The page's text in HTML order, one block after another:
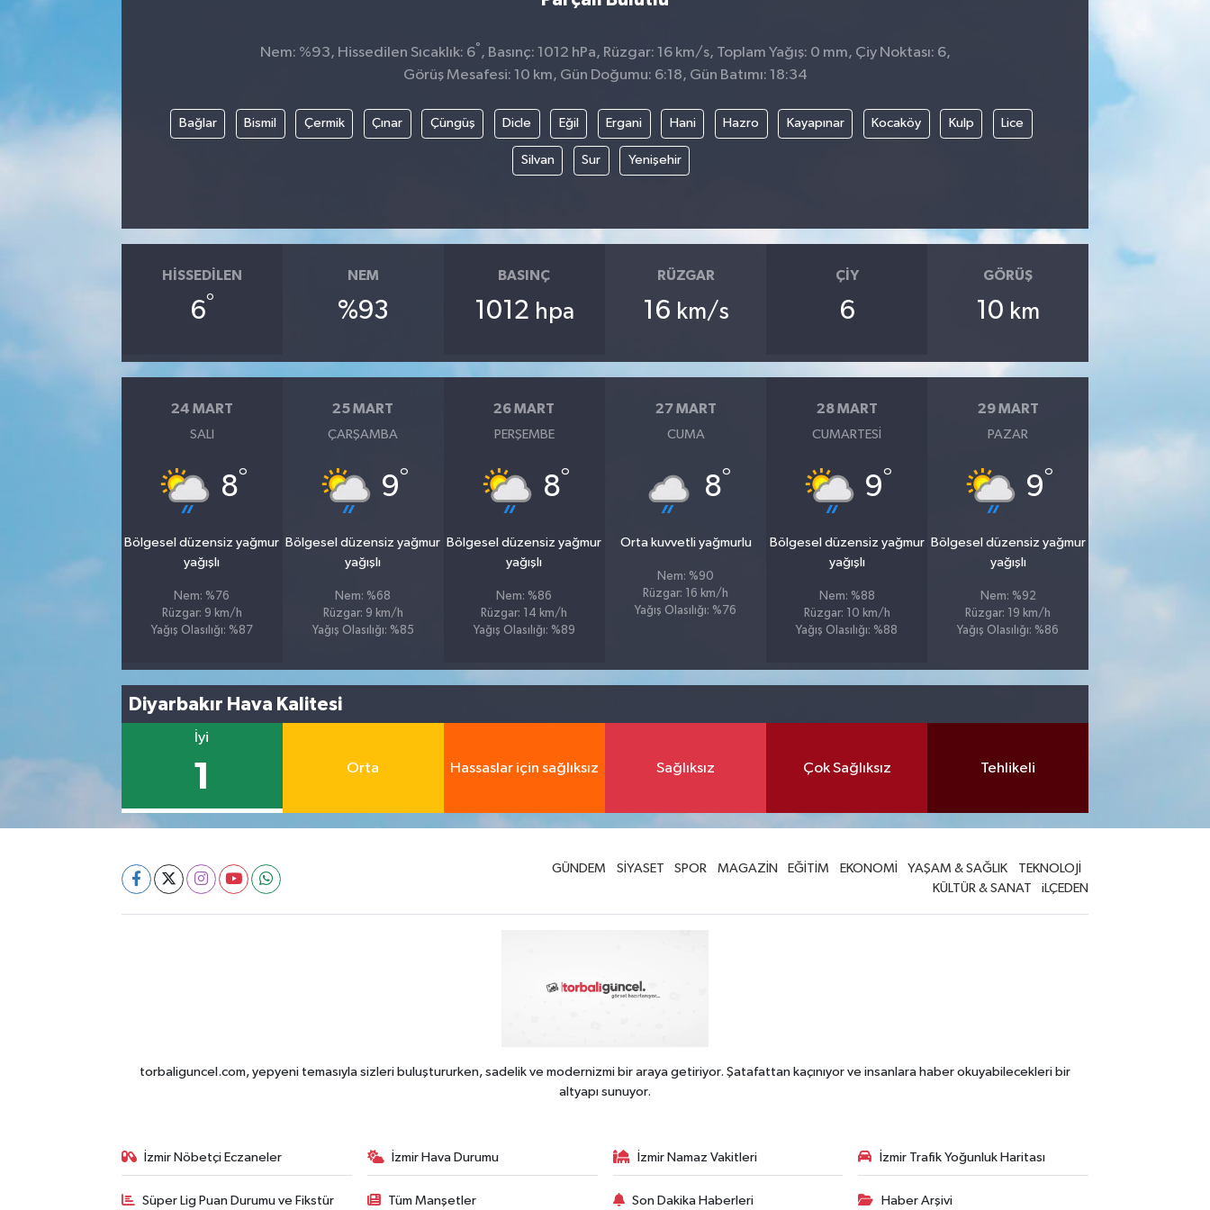
Nem: %93, Hissedilen Sıcaklık: 6° , Basınç: 1012 hPa, Rüzgar: 16 km/s, Toplam Yağış: 0 mm, Çiy Noktası: 6,
Görüş Mesafesi: 10 km, Gün Doğumu: 6:18, Gün Batımı: 18:34
Bağlar Bismil Çermik Çınar Çüngüş Dicle Eğil Ergani Hani Hazro Kayapınar Kocaköy Kulp Lice
Silvan Sur Yenişehir
HISSEDILEN
6°
NEM
%93
BASINÇ
1012 hpa
RÜZGAR
16 km/s
ÇIY
6
GÖRÜŞ
10 km
24 MART
SALI
8°
Bölgesel düzensiz yağmur
yağışlı
Nem: %76
Rüzgar: 9 km/h
Yağış Olasılığı: %87
25 MART
ÇARŞAMBA
9°
Bölgesel düzensiz yağmur
yağışlı
Nem: %68
Rüzgar: 9 km/h
Yağış Olasılığı: %85
26 MART
PERŞEMBE
8°
Bölgesel düzensiz yağmur
yağışlı
Nem: %86
Rüzgar: 14 km/h
Yağış Olasılığı: %89
27 MART
CUMA
8°
Orta kuvvetli yağmurlu
Nem: %90
Rüzgar: 16 km/h
Yağış Olasılığı: %76
28 MART
CUMARTESI
9°
Bölgesel düzensiz yağmur
yağışlı
Nem: %88
Rüzgar: 10 km/h
Yağış Olasılığı: %88
29 MART
PAZAR
9°
Bölgesel düzensiz yağmur
yağışlı
Nem: %92
Rüzgar: 19 km/h
Yağış Olasılığı: %86
Diyarbakır Hava Kalitesi
İyi
1 Orta Hassaslar için sağlıksız Sağlıksız Çok Sağlıksız Tehlikeli
GÜNDEM SİYASET SPOR MAGAZİN EĞİTİM EKONOMİ YAŞAM & SAĞLIK
TEKNOLOJİ
KÜLTÜR & SANAT
iLÇEDEN
torbaliguncel.com, yepyeni temasıyla sizleri buluştururken, sadelik ve modernizmi bir araya getiriyor. Şatafattan kaçınıyor ve insanlara haber okuyabilecekleri bir
altyapı sunuyor.
İzmir Nöbetçi Eczaneler İzmir Hava Durumu İzmir Namaz Vakitleri İzmir Trafik Yoğunluk Haritası
Süper Lig Puan Durumu ve Fikstür Tüm Manşetler Son Dakika Haberleri Haber Arşivi